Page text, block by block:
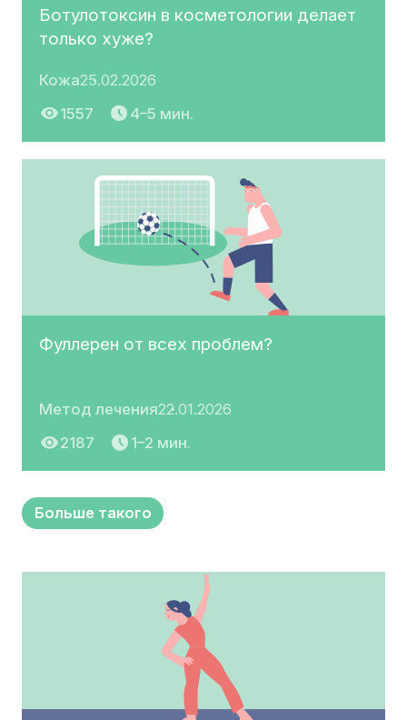
Ботулотоксин в косметологии делает
только хуже?
Кожа25.02.2026
1557
4–5 мин.
Фуллерен от всех проблем?
Метод лечения22.01.2026
2187
1–2 мин.
Больше такого